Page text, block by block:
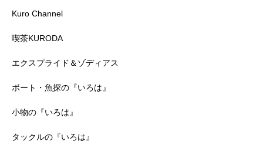
Kuro Channel
喫茶KURODA
エクスプライド＆ゾディアス
ボート・魚探の『いろは』
小物の『いろは』
タックルの『いろは』